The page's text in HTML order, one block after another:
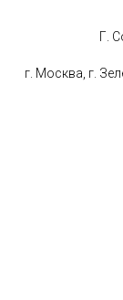
Г.
г. Москва, г.